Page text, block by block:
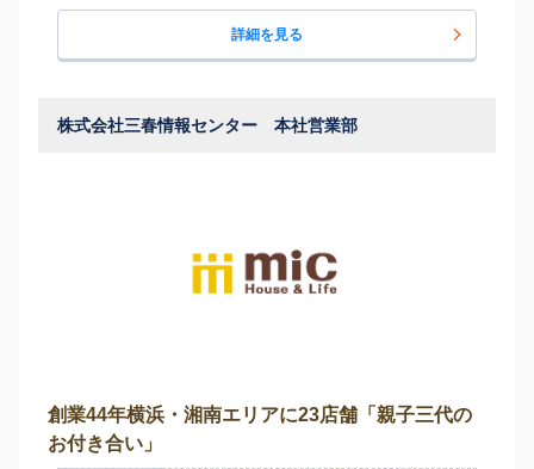
詳細を見る
株式会社三春情報センター 本社営業部
創業44年横浜・湘南エリアに23店舗「親子三代の
お付き合い」